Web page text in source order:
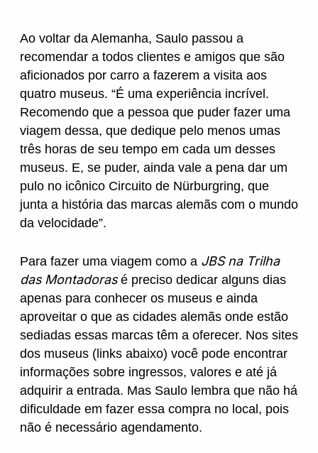
Ao voltar da Alemanha, Saulo passou a
recomendar a todos clientes e amigos que são
aficionados por carro a fazerem a visita aos
quatro museus. “É uma experiência incrível.
Recomendo que a pessoa que puder fazer uma
viagem dessa, que dedique pelo menos umas
três horas de seu tempo em cada um desses
museus. E, se puder, ainda vale a pena dar um
pulo no icônico Circuito de Nürburgring, que
junta a história das marcas alemãs com o mundo
da velocidade”.
Para fazer uma viagem como a JBS na Trilha
das Montadorasé preciso dedicar alguns dias
apenas para conhecer os museus e ainda
aproveitar o que as cidades alemãs onde estão
sediadas essas marcas têm a oferecer. Nos sites
dos museus (links abaixo) você pode encontrar
informações sobre ingressos, valores e até já
adquirir a entrada. Mas Saulo lembra que não há
dificuldade em fazer essa compra no local, pois
não é necessário agendamento.